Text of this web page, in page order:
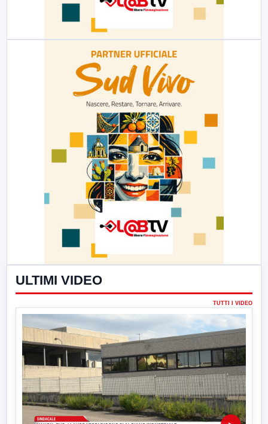
ULTIMI VIDEO
TUTTI I VIDEO